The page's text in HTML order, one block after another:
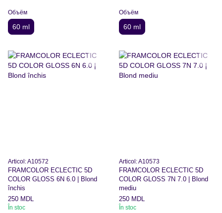
Объём
60 ml
Объём
60 ml
Articol: A10572
FRAMCOLOR ECLECTIC 5D
COLOR GLOSS 6N 6.0 | Blond
închis
250 MDL
În stoc
Articol: A10573
FRAMCOLOR ECLECTIC 5D
COLOR GLOSS 7N 7.0 | Blond
mediu
250 MDL
În stoc